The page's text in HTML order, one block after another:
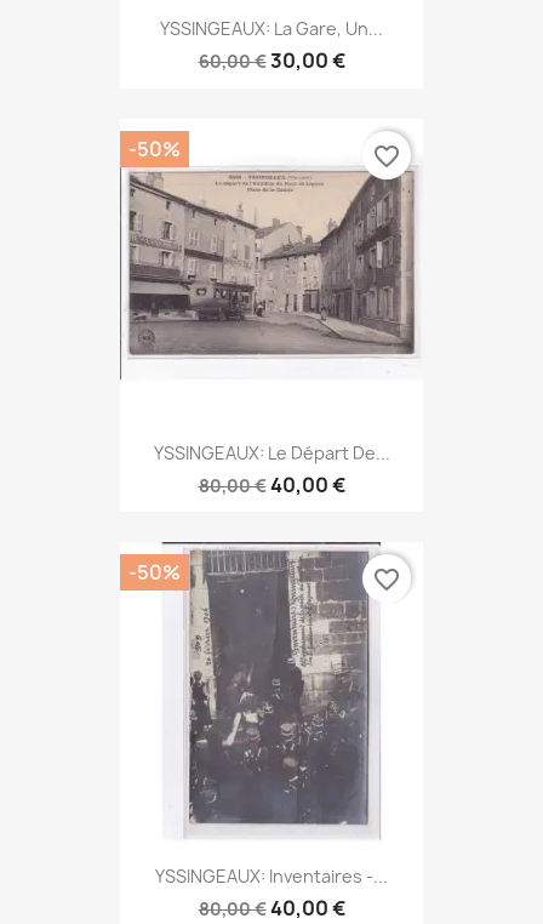
YSSINGEAUX: La Gare, Un...
60,00 €30,00 €
YSSINGEAUX: Le Départ De...
80,00 €40,00 €
-50% favorite_border
YSSINGEAUX: Inventaires -...
80,00 €40,00 €
-50% favorite_border